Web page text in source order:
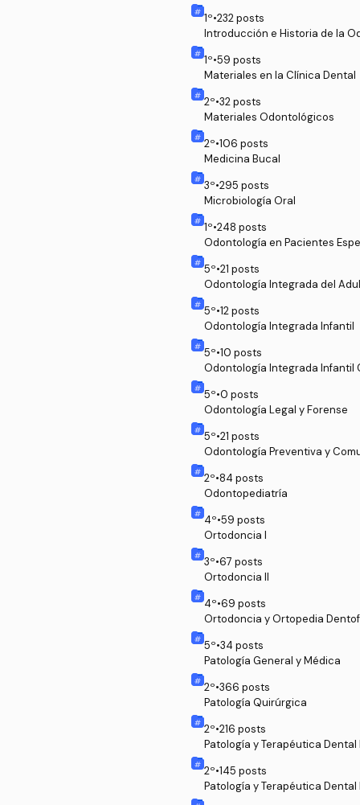
1º•232posts
Introducción e Historia de la
1º•59 posts
Materiales en la Clínica Dental
2º•32posts
Materiales Odontológicos
2º•106 posts
Medicina Bucal
3º•295 posts
Microbiología Oral
1º•248 posts
Odontología en Pacientes
5º•21 posts
Odontología Integrada del
5º•12posts
Odontología Integrada Infantil
5º•10 posts
Odontología Integrada Infantil
5º•0 posts
Odontología Legal y Forense
5º•21 posts
Odontología Preventiva y
2º•84 posts
Odontopediatría
4º•59 posts
Ortodoncia I
3º•67 posts
Ortodoncia II
4º•69 posts
Ortodoncia y Ortopedia
5º•34 posts
Patología General y Médica
2º•366 posts
Patología Quirúrgica
2º•216 posts
Patología y Terapéutica Dental I
2º•145 posts
Patología y Terapéutica Dental